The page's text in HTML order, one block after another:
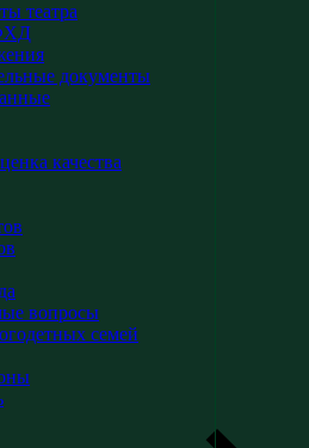
театра
документы
качества
вопросы
семей